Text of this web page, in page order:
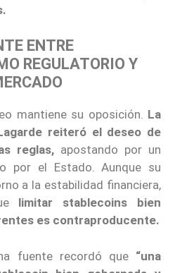
ENTRE
REGULATORIO Y
mantiene su oposición. La
reiteró el deseo de
reglas, apostando por un
por el Estado. Aunque su
a la estabilidad financiera,
limitar stablecoins bien
es contraproducente.
fuente recordó que “una